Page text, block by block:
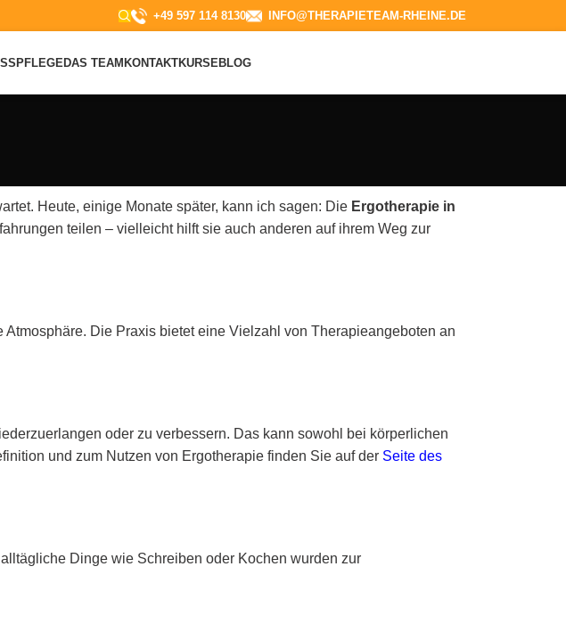
+49 597 114 8130​ INFO@THERAPIETEAM-RHEINE.DE
DAS TEAMKONTAKTKURSEBLOG
Heute, einige Monate später, kann ich sagen: Die Ergotherapie in
teilen – vielleicht hilft sie auch anderen auf ihrem Weg zur
Die Praxis bietet eine Vielzahl von Therapieangeboten an
oder zu verbessern. Das kann sowohl bei körperlichen
und zum Nutzen von Ergotherapie finden Sie auf der Seite des
Dinge wie Schreiben oder Kochen wurden zur